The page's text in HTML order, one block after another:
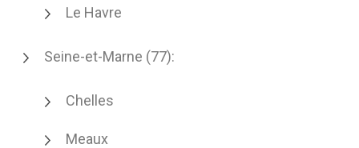
Le Havre
Seine-et-Marne (77):
Chelles
Meaux